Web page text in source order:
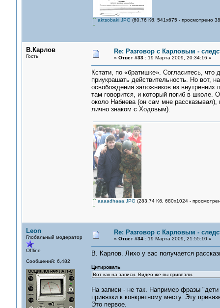
aktsobaki.JPG (60.76 Кб, 541x675 - просмотрено
В.Карлов
Гость
Re: Разговор с Карловым -
« Ответ #33 :19 Марта 2009, 20:34:16 »
Кстати, по «братишке». Согласитесь,
приукрашать действительность. Но вот,
освобождения заложников из
там говорится, и который погиб в школе.
около Набиева (он сам мне рассказывал),
лично знаком с Ходовым).
aaaadhaaa.JPG (283.74 Кб, 680x1024 -
Leon
Глобальный модератор
Offline
Сообщений: 6,482
Re: Разговор с Карловым -
« Ответ #34 :19 Марта 2009, 21:55:10 »
В. Карлов. Лихо у вас получается
Цитировать
Вот как на записи. Видео же вы привезли.
На записи - не так. Например фразы "дети
привязки к конкретному месту. Эту
Это первое.